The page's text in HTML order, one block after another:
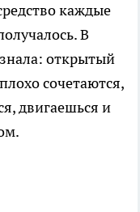
каждые
В
открытый
сочетаются,
двигаешься и